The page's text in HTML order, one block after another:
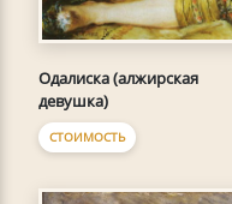
Одалиска (алжирская
девушка)
СТОИМОСТЬ